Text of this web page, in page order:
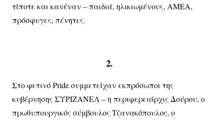
τίποτε και κανέναν – παιδιά, ηλικιωμένους, ΑΜΕΑ,
πρόσφυγες, πένητες.
2.
Στο φετινό Pride συμμετείχαν εκπρόσωποι της
κυβέρνησης ΣΥΡΙΖΑΝΕΛ – η περιφερειάρχις Δούρου, ο
πρωθυπουργικός σύμβουλος Τζανακόπουλος, ο